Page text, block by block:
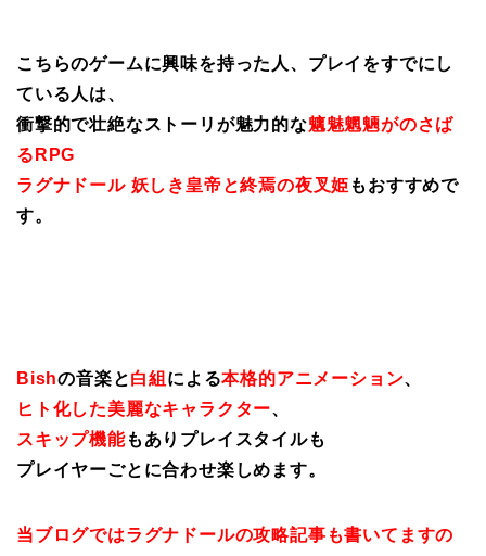
こちらのゲームに興味を持った人、プレイをすでにし
ている人は、
衝撃的で壮絶なストーリが魅力的な魑魅魍魎がのさば
るRPG
ラグナドール 妖しき皇帝と終焉の夜叉姫 もおすすめで
す。
Bishの音楽と白組 による本格的アニメーション、
ヒト化した美麗なキャラクター、
スキップ機能もありプレイスタイルも
プレイヤーごとに合わせ楽しめます。
当ブログではラグナドールの攻略記事も書いてますの